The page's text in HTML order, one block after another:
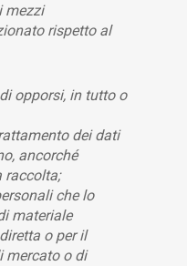
mezzi
rispetto al
opporsi, in tutto o
dei dati
ancorché
raccolta;
che lo
materiale
o per il
mercato o di